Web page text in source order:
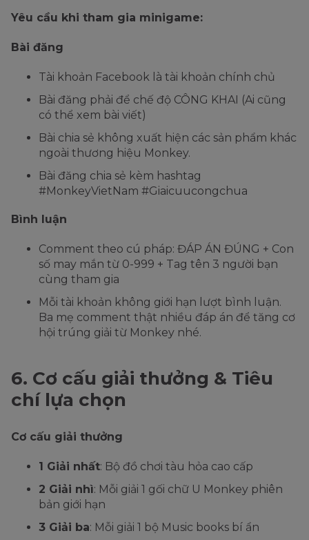
Yêu cầu khi tham gia minigame:
Bài đăng
Tài khoản Facebook là tài khoản chính chủ
Bài đăng phải để chế độ CÔNG KHAI (Ai cũng
có thể xem bài viết)
Bài chia sẻ không xuất hiện các sản phẩm khác
ngoài thương hiệu Monkey.
Bài đăng chia sẻ kèm hashtag
#MonkeyVietNam #Giaicuucongchua
Bình luận
Comment theo cú pháp: ĐÁP ÁN ĐÚNG + Con
số may mắn từ 0-999 + Tag tên 3 người bạn
cùng tham gia
Mỗi tài khoản không giới hạn lượt bình luận.
Ba mẹ comment thật nhiều đáp án để tăng cơ
hội trúng giải từ Monkey nhé.
6. Cơ cấu giải thưởng & Tiêu
chí lựa chọn
Cơ cấu giải thưởng
1 Giải nhất: Bộ đồ chơi tàu hỏa cao cấp
2 Giải nhì: Mỗi giải 1 gối chữ U Monkey phiên
bản giới hạn
3 Giải ba: Mỗi giải 1 bộ Music books bí ẩn